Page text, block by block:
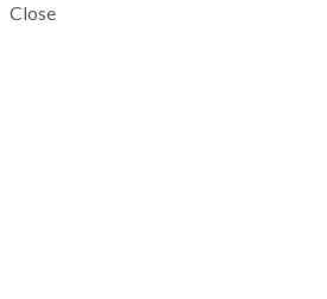
Close